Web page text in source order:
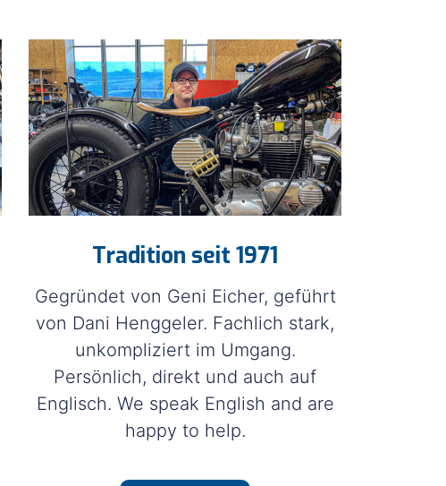
Tradition seit 1971
Gegründet von Geni Eicher, geführt
von Dani Henggeler. Fachlich stark,
unkompliziert im Umgang.
Persönlich, direkt und auch auf
Englisch. We speak English and are
happy to help.